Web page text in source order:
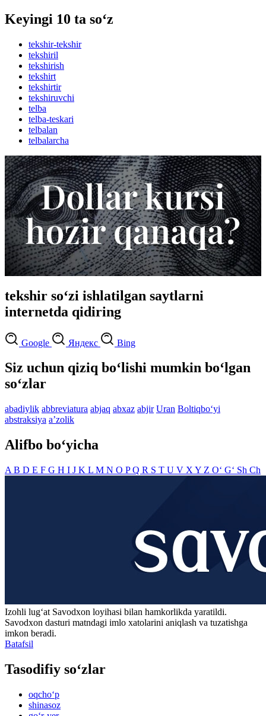
Keyingi 10 ta so‘z
tekshir-tekshir
tekshiril
tekshirish
tekshirt
tekshirtir
tekshiruvchi
telba
telba-teskari
telbalan
telbalarcha
tekshir so‘zi ishlatilgan saytlarni
internetda qidiring
Google Яндекс Bing
Siz uchun qiziq bo‘lishi mumkin bo‘lgan
so‘zlar
abadiylik abbreviatura abjaq abxaz abjir Uran Boltiqbo‘yi
abstraksiya aʼzolik
Alifbo bo‘yicha
A B D E F G H I J K L M N O PQ R S T U V X Y Z O‘ G‘ Sh Ch
Izohli lugʻat Savodxon loyihasi bilan hamkorlikda yaratildi.
Savodxon dasturi matndagi imlo xatolarini aniqlash va tuzatishga
imkon beradi.
Batafsil
Tasodifiy so‘zlar
oqcho‘p
shinasoz